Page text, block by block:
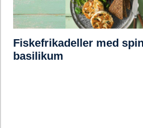
Fiskefrikadeller med
basilikum